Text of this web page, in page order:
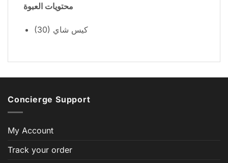
محتويات العبوة
(30) كيس شاي
Concierge Support
My Account
Track your order